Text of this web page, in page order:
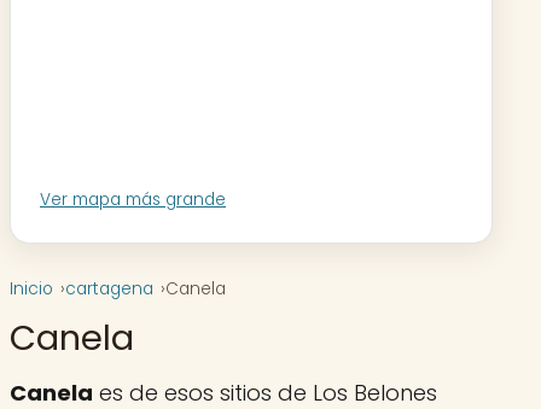
Ver mapa más grande
Inicio cartagena Canela
Canela
Canela es de esos sitios de Los Belones